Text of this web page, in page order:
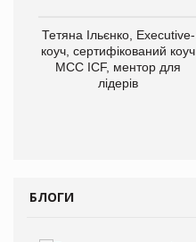
Тетяна Ільєнко, Executive-
коуч, сертифікований коуч
МСС ICF, ментор для
лідерів
БЛОГИ